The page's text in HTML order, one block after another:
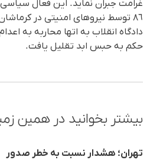
غرامت جبران نماید. این فعال
٨٦ توسط نیروهای امنیتی در
دادگاه انقلاب به اتها محاربه به
حکم به حبس ابد تقلیل یافت.
بیشتر بخوانید در همین
تهران؛ هشدار نسبت به خطر صدور